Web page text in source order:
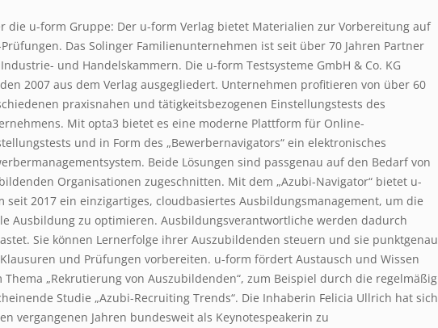
die u-form Gruppe: Der u-form Verlag bietet Materialien zur Vorbereitung auf
Prüfungen. Das Solinger Familienunternehmen ist seit über 70 Jahren Partner
und Handelskammern. Die u-form Testsysteme GmbH & Co. KG
2007 aus dem Verlag ausgegliedert. Unternehmen profitieren von über 60
praxisnahen und tätigkeitsbezogenen Einstellungstests des
Mit opta3 bietet es eine moderne Plattform für Online-
und in Form des „Bewerbernavigators“ ein elektronisches
Beide Lösungen sind passgenau auf den Bedarf von
Organisationen zugeschnitten. Mit dem „Azubi-Navigator“ bietet u-
seit 2017 ein einzigartiges, cloudbasiertes Ausbildungsmanagement, um die
Ausbildung zu optimieren. Ausbildungsverantwortliche werden dadurch
Sie können Lernerfolge ihrer Auszubildenden steuern und sie punktgenau
und Prüfungen vorbereiten. u-form fördert Austausch und Wissen
Thema „Rekrutierung von Auszubildenden“, zum Beispiel durch die regelmäßig
Studie „Azubi-Recruiting Trends“. Die Inhaberin Felicia Ullrich hat sich
vergangenen Jahren bundesweit als Keynotespeakerin zu